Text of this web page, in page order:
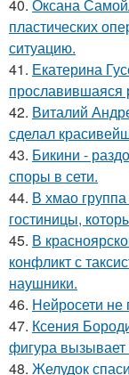
40. Оксана
пластических
ситуацию.
41. Екатерина
прославившаяся
42. Виталий
сделал
43. Бикини -
споры в сети.
44. В хмао
гостиницы,
45. В
конфликт с
наушники.
46. Нейросети не
47. Ксения
фигура вызывает
48. Желудок